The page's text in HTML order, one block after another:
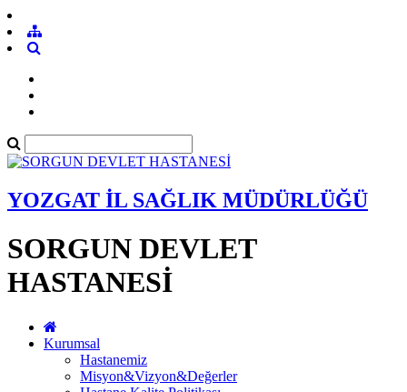
YOZGAT İL SAĞLIK MÜDÜRLÜĞÜ
SORGUN DEVLET
HASTANESİ
Kurumsal
Hastanemiz
Misyon&Vizyon&Değerler